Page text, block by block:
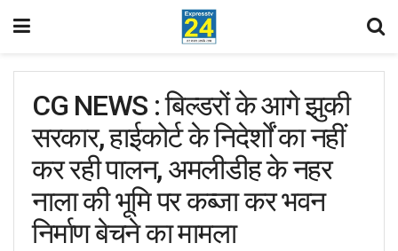
CG NEWS : बिल्डरों के आगे झुकी
सरकार, हाईकोर्ट के निदेर्शों का नहीं
कर रही पालन, अमलीडीह के नहर
नाला की भूमि पर कब्जा कर भवन
निर्माण बेचने का मामला